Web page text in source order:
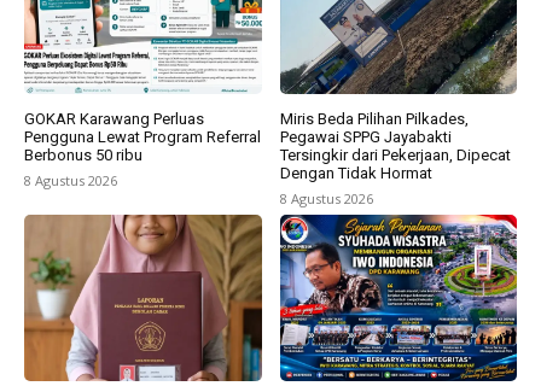
GOKAR Karawang Perluas
Pengguna Lewat Program Referral
Berbonus 50 ribu
8 Agustus 2026
Miris Beda Pilihan Pilkades,
Pegawai SPPG Jayabakti
Tersingkir dari Pekerjaan, Dipecat
Dengan Tidak Hormat
8 Agustus 2026